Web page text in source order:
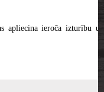
apliecina ieroča izturību un